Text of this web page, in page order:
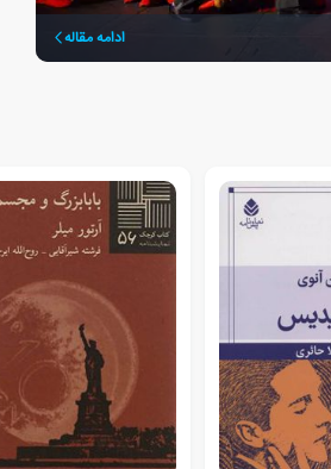
ادامه مقاله